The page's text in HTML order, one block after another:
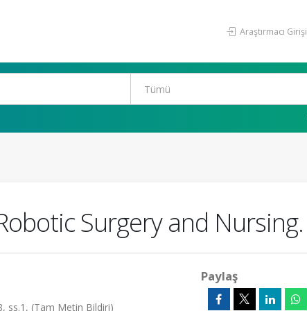
Araştırmacı Girişi
Surgery and Nursing.
ss.1, (Tam Metin Bildiri)
Paylaş